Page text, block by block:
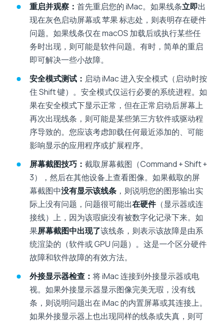
重启并观察： 首先重启您的 iMac。如果线条立即出
现在灰色启动屏幕或 苹果 标志处，则表明存在硬件
问题。如果线条仅在 macOS 加载后或执行某些任
务时出现，则可能是软件问题。有时，简单的重启
即可解决一些小故障。
安全模式测试： 启动 iMac 进入安全模式（启动时按
住 Shift 键）。安全模式仅运行必要的系统进程。如
果在安全模式下显示正常，但在正常启动后屏幕上
再次出现线条，则可能是某些第三方软件或驱动程
序导致的。您应该考虑卸载任何最近添加的、可能
影响显示的应用程序或扩展程序。
屏幕截图技巧： 截取屏幕截图（Command + Shift +
3），然后在其他设备上查看图像。如果截取的屏
幕截图中没有显示该线条 ，则说明您的图形输出实
际上没有问题，问题很可能出在硬件（显示器或连
接线）上，因为该瑕疵没有被数字化记录下来。如
果屏幕截图中出现了该线条，则表示该故障是由系
统渲染的（软件或 GPU 问题）。这是一个区分硬件
故障和软件故障的有效方法。
外接显示器检查： 将 iMac 连接到外接显示器或电
视。如果外接显示器显示图像完美无瑕，没有线
条，则说明问题出在 iMac 的内置屏幕或其连接上。
如果外接显示器上也出现同样的线条或失真，则可